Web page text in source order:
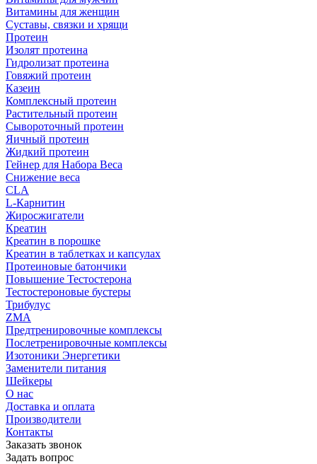
Витамины для женщин
Суставы, связки и хрящи
Протеин
Изолят протеина
Гидролизат протеина
Говяжий протеин
Казеин
Комплексный протеин
Растительный протеин
Сывороточный протеин
Яичный протеин
Жидкий протеин
Гейнер для Набора Веса
Снижение веса
CLA
L-Карнитин
Жиросжигатели
Креатин
Креатин в порошке
Креатин в таблетках и капсулах
Протеиновые батончики
Повышение Тестостерона
Тестостероновые бустеры
Трибулус
ZMA
Предтренировочные комплексы
Послетренировочные комплексы
Изотоники Энергетики
Заменители питания
Шейкеры
О нас
Доставка и оплата
Производители
Контакты
Заказать звонок
Задать вопрос